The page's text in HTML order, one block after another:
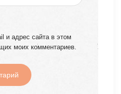
и адрес сайта в этом
моих комментариев.